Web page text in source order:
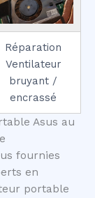
Réparation
Ventilateur
bruyant /
encrassé
Asus au
fournies
en
portable